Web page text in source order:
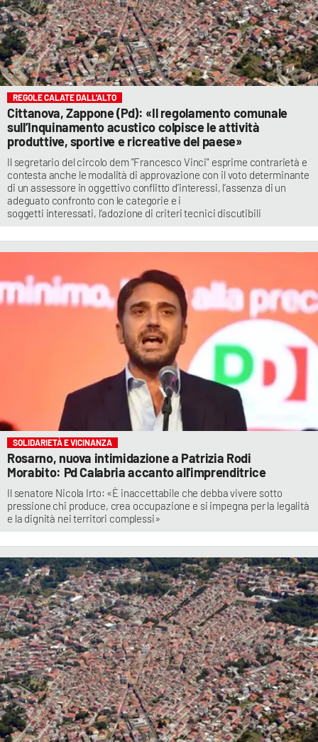
REGOLE CALATE DALL'ALTO
Cittanova, Zappone (Pd): «Il regolamento comunale
sull’Inquinamento acustico colpisce le attività
produttive, sportive e ricreative del paese»
Il segretario del circolo dem "Francesco Vinci" esprime contrarietà e
contesta anche le modalità di approvazione con il voto determinante
di un assessore in oggettivo conflitto d’interessi, l’assenza di un
adeguato confronto con le categorie e i
soggetti interessati, l’adozione di criteri tecnici discutibili
SOLIDARIETÀ E VICINANZA
Rosarno, nuova intimidazione a Patrizia Rodi
Morabito: Pd Calabria accanto all'imprenditrice
Il senatore Nicola Irto: «È inaccettabile che debba vivere sotto
pressione chi produce, crea occupazione e si impegna per la legalità
e la dignità nei territori complessi»